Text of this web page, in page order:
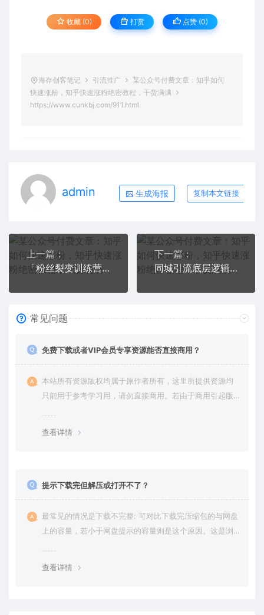
收藏 (0) 打赏 点赞 (0)
海存创客笔记 引流推广
某公众号付费文章：知乎如何
快速涨粉，知乎快速涨粉绝密教程，干货满满
https://www.cunkbj.com/911.html
admin 生成海报 复制本文链接
上一篇：
「粉丝裂变训练营」0-1-1w爆发式增长，24小时不断的涨粉-睡觉也在涨-16节课
下一篇：
同城引流底层逻辑实操课，教你从0到1做一个可以引流的同城号（价值4980）
常见问题
免费下载或者VIP会员专享资源能否直接商用？
本站所有资源版权均属于原作者所有，这里所提供资源均
只能用于参考学习用，请勿直接商用。若由于商用引起版
查看详情
提示下载完但解压或打开不了？
最常见的情况是下载不完整: 可对比下载完压缩包的与网盘
上的容量，若小于网盘提示的容量则是这个原因。这是浏
查看详情